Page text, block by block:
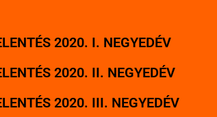
2020. I. NEGYEDÉV
2020. II. NEGYEDÉV
2020. III. NEGYEDÉV